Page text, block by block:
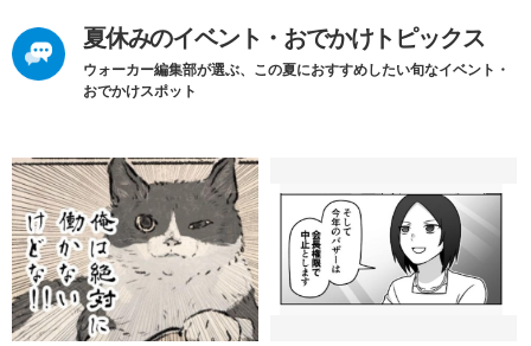
夏休みのイベント・おでかけトピックス
ウォーカー編集部が選ぶ、この夏におすすめしたい旬なイベント・
おでかけスポット